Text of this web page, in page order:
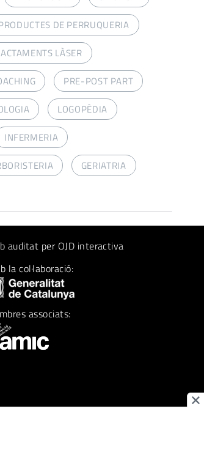
DE PERRUQUERIA
LÀSER
PRE-POST PART
LOGOPÈDIA
INFERMERIA
GERIATRIA
auditat per OJD interactiva
la col·laboració:
associats: